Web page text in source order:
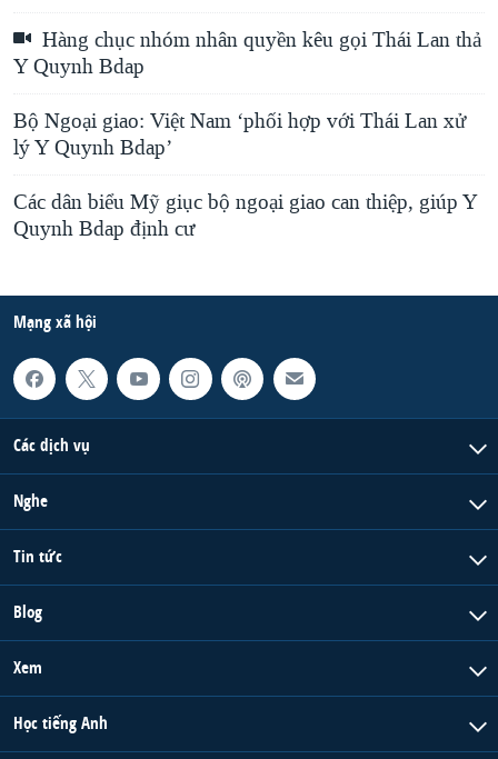
Hàng chục nhóm nhân quyền kêu gọi Thái Lan thả
Y Quynh Bdap
Bộ Ngoại giao: Việt Nam ‘phối hợp với Thái Lan xử
lý Y Quynh Bdap’
Các dân biểu Mỹ giục bộ ngoại giao can thiệp, giúp Y
Quynh Bdap định cư
Mạng xã hội
Các dịch vụ
Nghe
Tin tức
Blog
Xem
Học tiếng Anh